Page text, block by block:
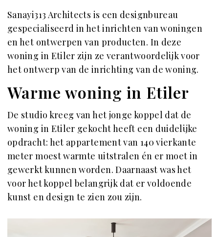
Sanayi313 Architects is een designbureau
gespecialiseerd in het inrichten van woningen
en het ontwerpen van producten. In deze
woning in Etiler zijn ze verantwoordelijk voor
het ontwerp van de inrichting van de woning.
Warme woning in Etiler
De studio kreeg van het jonge koppel dat de
woning in Etiler gekocht heeft een duidelijke
opdracht: het appartement van 140 vierkante
meter moest warmte uitstralen én er moet in
gewerkt kunnen worden. Daarnaast was het
voor het koppel belangrijk dat er voldoende
kunst en design te zien zou zijn.